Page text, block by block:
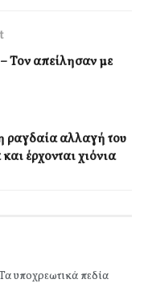
Τον απείλησαν με
ραγδαία αλλαγή του
έρχονται χιόνια
υποχρεωτικά πεδία